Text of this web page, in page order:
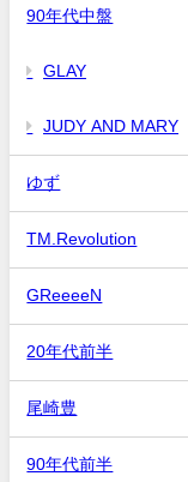
90年代中盤
GLAY
JUDY AND MARY
ゆず
TM.Revolution
GReeeeN
20年代前半
尾崎豊
90年代前半